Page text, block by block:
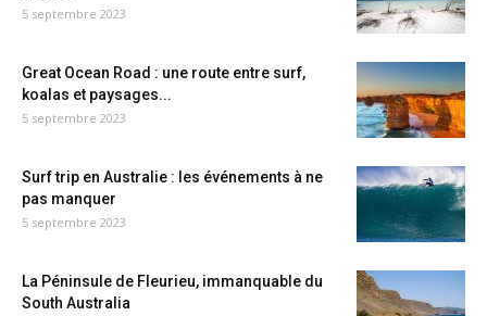
5 septembre 2023
Great Ocean Road : une route entre surf,
koalas et paysages...
5 septembre 2023
Surf trip en Australie : les événements à ne
pas manquer
5 septembre 2023
La Péninsule de Fleurieu, immanquable du
South Australia